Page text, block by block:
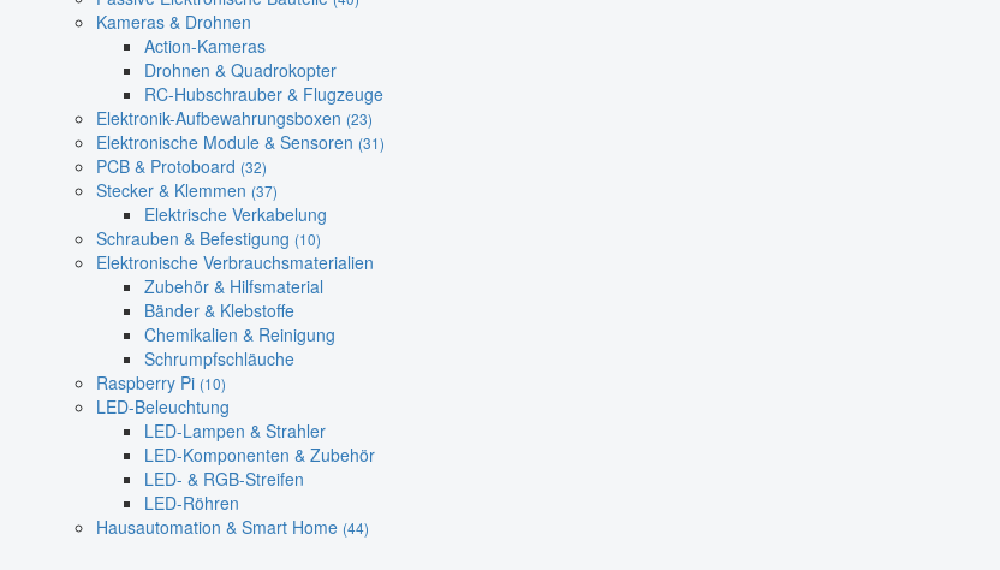
Kameras & Drohnen
Action-Kameras
Drohnen & Quadrokopter
RC-Hubschrauber & Flugzeuge
Elektronik-Aufbewahrungsboxen (23)
Elektronische Module & Sensoren (31)
PCB & Protoboard (32)
Stecker & Klemmen (37)
Elektrische Verkabelung
Schrauben & Befestigung (10)
Elektronische Verbrauchsmaterialien
Zubehör & Hilfsmaterial
Bänder & Klebstoffe
Chemikalien & Reinigung
Schrumpfschläuche
Raspberry Pi (10)
LED-Beleuchtung
LED-Lampen & Strahler
LED-Komponenten & Zubehör
LED- & RGB-Streifen
LED-Röhren
Hausautomation & Smart Home (44)